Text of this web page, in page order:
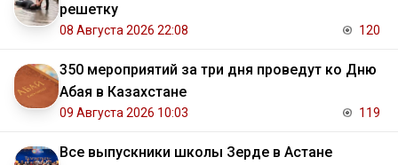
решетку
08 Августа 2026 22:08 120
350 мероприятий за три дня проведут ко Дню
Абая в Казахстане
09 Августа 2026 10:03 119
Все выпускники школы Зерде в Астане